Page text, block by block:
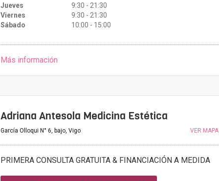
Jueves
9:30 - 21:30
Viernes
9:30 - 21:30
Sábado
10:00 - 15:00
Más información
Adriana Antesola Medicina Estética
García Olloqui N° 6, bajo, Vigo VER MAPA
PRIMERA CONSULTA GRATUITA & FINANCIACIÓN A MEDIDA